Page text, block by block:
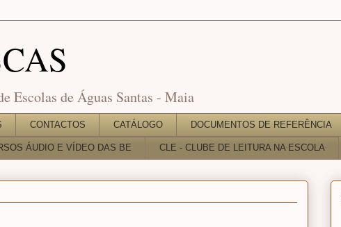
Escolas de Águas Santas - Maia
CONTACTOS CATÁLOGO DOCUMENTOS DE REFERÊNCIA
ÁUDIO E VÍDEO DAS BE CLE - CLUBE DE LEITURA NA ESCOLA